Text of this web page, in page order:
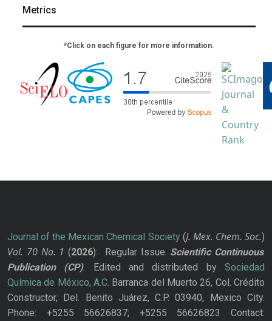
Metrics
*Click on each figure for more information.
Journal of the Mexican Chemical Society(J. Mex. Chem. Soc.)
Vol. 70 No. 1 (2026): Regular Issue. Scientific Continuous
Publication
(CP). Edited and distributed bySociedad
Química de México, A.C. Barranca del Muerto 26, Col. Crédito
Constructor, Del. Benito Juárez, C.P. 03940, Mexico City.
Phone: +5255 56626837; +5255 56626823 Contact: